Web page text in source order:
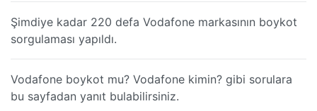
Şimdiye kadar 220 defa Vodafone markasının boykot
sorgulaması yapıldı.
Vodafone boykot mu? Vodafone kimin? gibi sorulara
bu sayfadan yanıt bulabilirsiniz.